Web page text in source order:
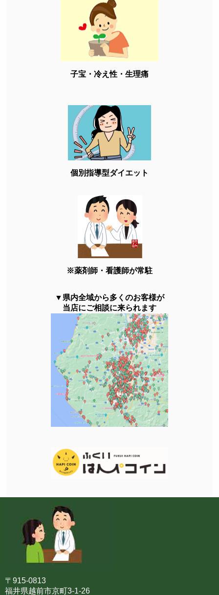
子宝・冷え性・生理痛
個別指導型ダイエット
※薬剤師・看護師が常駐
▼県内全域から多くのお客様が
当店にご相談に来られます
〒915-0813
福井県越前市京町3-1-26